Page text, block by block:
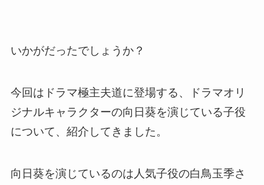
いかがだったでしょうか？
今回はドラマ極主夫道に登場する、ドラマオリ
ジナルキャラクターの向日葵を演じている子役
について、紹介してきました。
向日葵を演じているのは人気子役の白鳥玉季さ